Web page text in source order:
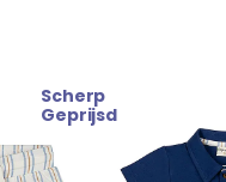
Scherp
Geprijsd
prijs
was:
€
€